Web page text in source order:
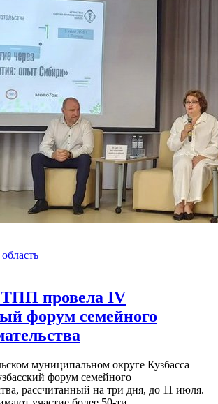
ТПП провела IV
форум семейного
муниципальном округе Кузбасса
форум семейного
рассчитанный на три дня, до 11 июля.